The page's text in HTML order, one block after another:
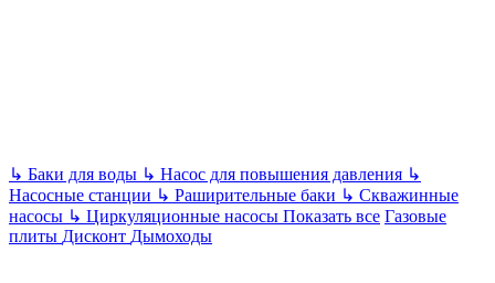
↳ Баки для воды ↳ Насос для повышения давления ↳
Насосные станции ↳ Раширительные баки ↳ Скважинные
насосы ↳ Циркуляционные насосы Показать все Газовые
плиты Дисконт Дымоходы